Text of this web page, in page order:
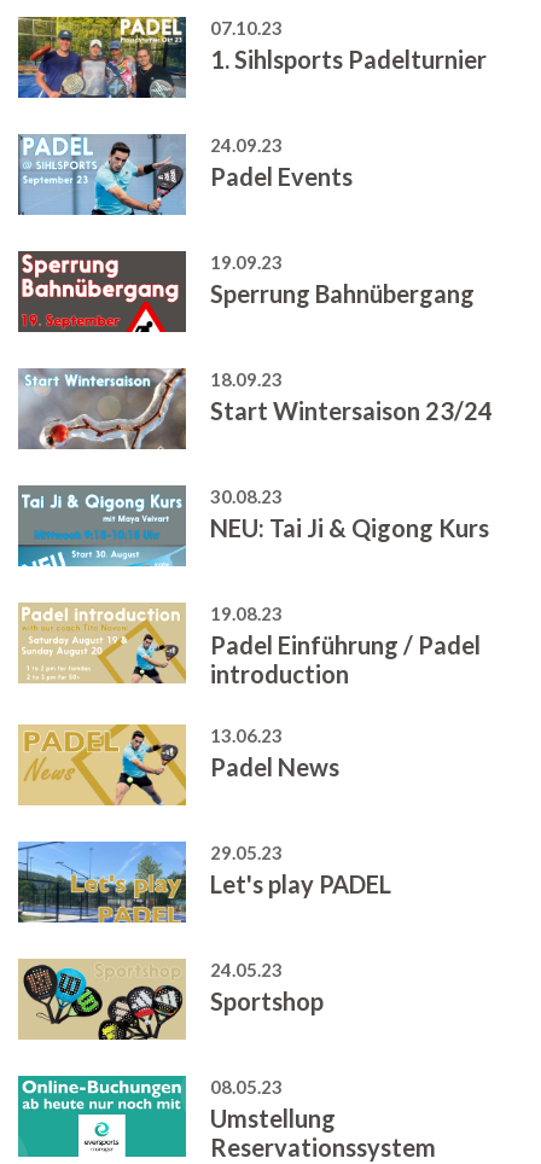
07.10.23
1. Sihlsports Padelturnier
24.09.23
Padel Events
19.09.23
Sperrung Bahnübergang
18.09.23
Start Wintersaison 23/24
30.08.23
NEU: Tai Ji & Qigong Kurs
19.08.23
Padel Einführung / Padel
introduction
13.06.23
Padel News
29.05.23
Let's play PADEL
24.05.23
Sportshop
08.05.23
Umstellung
Reservationssystem